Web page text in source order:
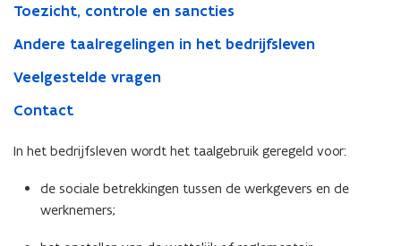
Toezicht, controle en sancties
Andere taalregelingen in het bedrijfsleven
Veelgestelde vragen
Contact
In het bedrijfsleven wordt het taalgebruik geregeld voor:
de sociale betrekkingen tussen de werkgevers en de
werknemers;